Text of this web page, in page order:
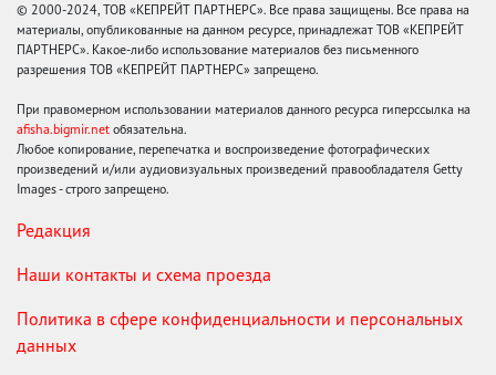
© 2000-2024, ТОВ «КЕПРЕЙТ ПАРТНЕРС». Все права защищены. Все права на
материалы, опубликованные на данном ресурсе, принадлежат ТОВ «КЕПРЕЙТ
ПАРТНЕРС». Какое-либо использование материалов без письменного
разрешения ТОВ «КЕПРЕЙТ ПАРТНЕРС» запрещено.
При правомерном использовании материалов данного ресурса гиперссылка на
afisha.bigmir.net обязательна.
Любое копирование, перепечатка и воспроизведение фотографических
произведений и/или аудиовизуальных произведений правообладателя Getty
Images - строго запрещено.
Редакция
Наши контакты и схема проезда
Политика в сфере конфиденциальности и персональных
данных